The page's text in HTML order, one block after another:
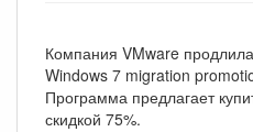
Компания VMware
Windows 7 migration
Программа предлагает
скидкой 75%.